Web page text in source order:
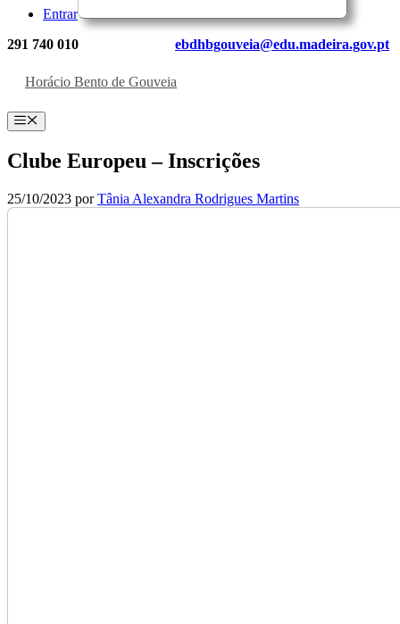
Entrar
291 740 010 ebdhbgouveia@edu.madeira.gov.pt
Horácio Bento de Gouveia
Menu
Clube Europeu – Inscrições
25/10/2023 porTânia Alexandra Rodrigues Martins